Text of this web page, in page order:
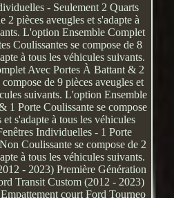
- Seulement 2 Quarts
2 pièces aveugles et s'adapte à
L'option Ensemble Complet
Coulissantes se compose de 8
à tous les véhicules suivants.
Avec Portes À Battant & 2
de 9 pièces aveugles et
suivants. L'option Ensemble
1 Porte Coulissante se compose
et s'adapte à tous les véhicules
Individuelles - 1 Porte
Coulissante se compose de 2
à tous les véhicules suivants.
- 2023) Première Génération
Transit Custom (2012 - 2023)
court Ford Tourneo